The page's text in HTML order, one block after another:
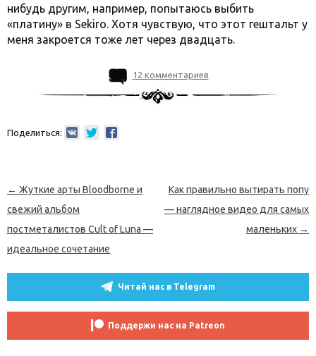
нибудь другим, например, попытаюсь выбить
«платину» в Sekiro. Хотя чувствую, что этот гештальт у
меня закроется тоже лет через двадцать.
12 комментариев
Поделиться:
Навигация по записям
← Жуткие арты Bloodborne и
свежий альбом
постметалистов Cult of Luna —
идеальное сочетание
Как правильно вытирать попу
— наглядное видео для самых
маленьких →
Читай нас в Telegram
Поддержи нас на Patreon